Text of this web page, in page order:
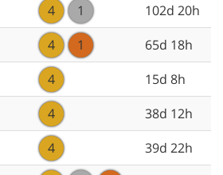
4 1
102d 20h
4 1
65d 18h
4
15d 8h
4
38d 12h
4
39d 22h